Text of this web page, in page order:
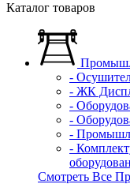
Каталог товаров
-
- ЖК
-
-
-
-
Смотреть Все